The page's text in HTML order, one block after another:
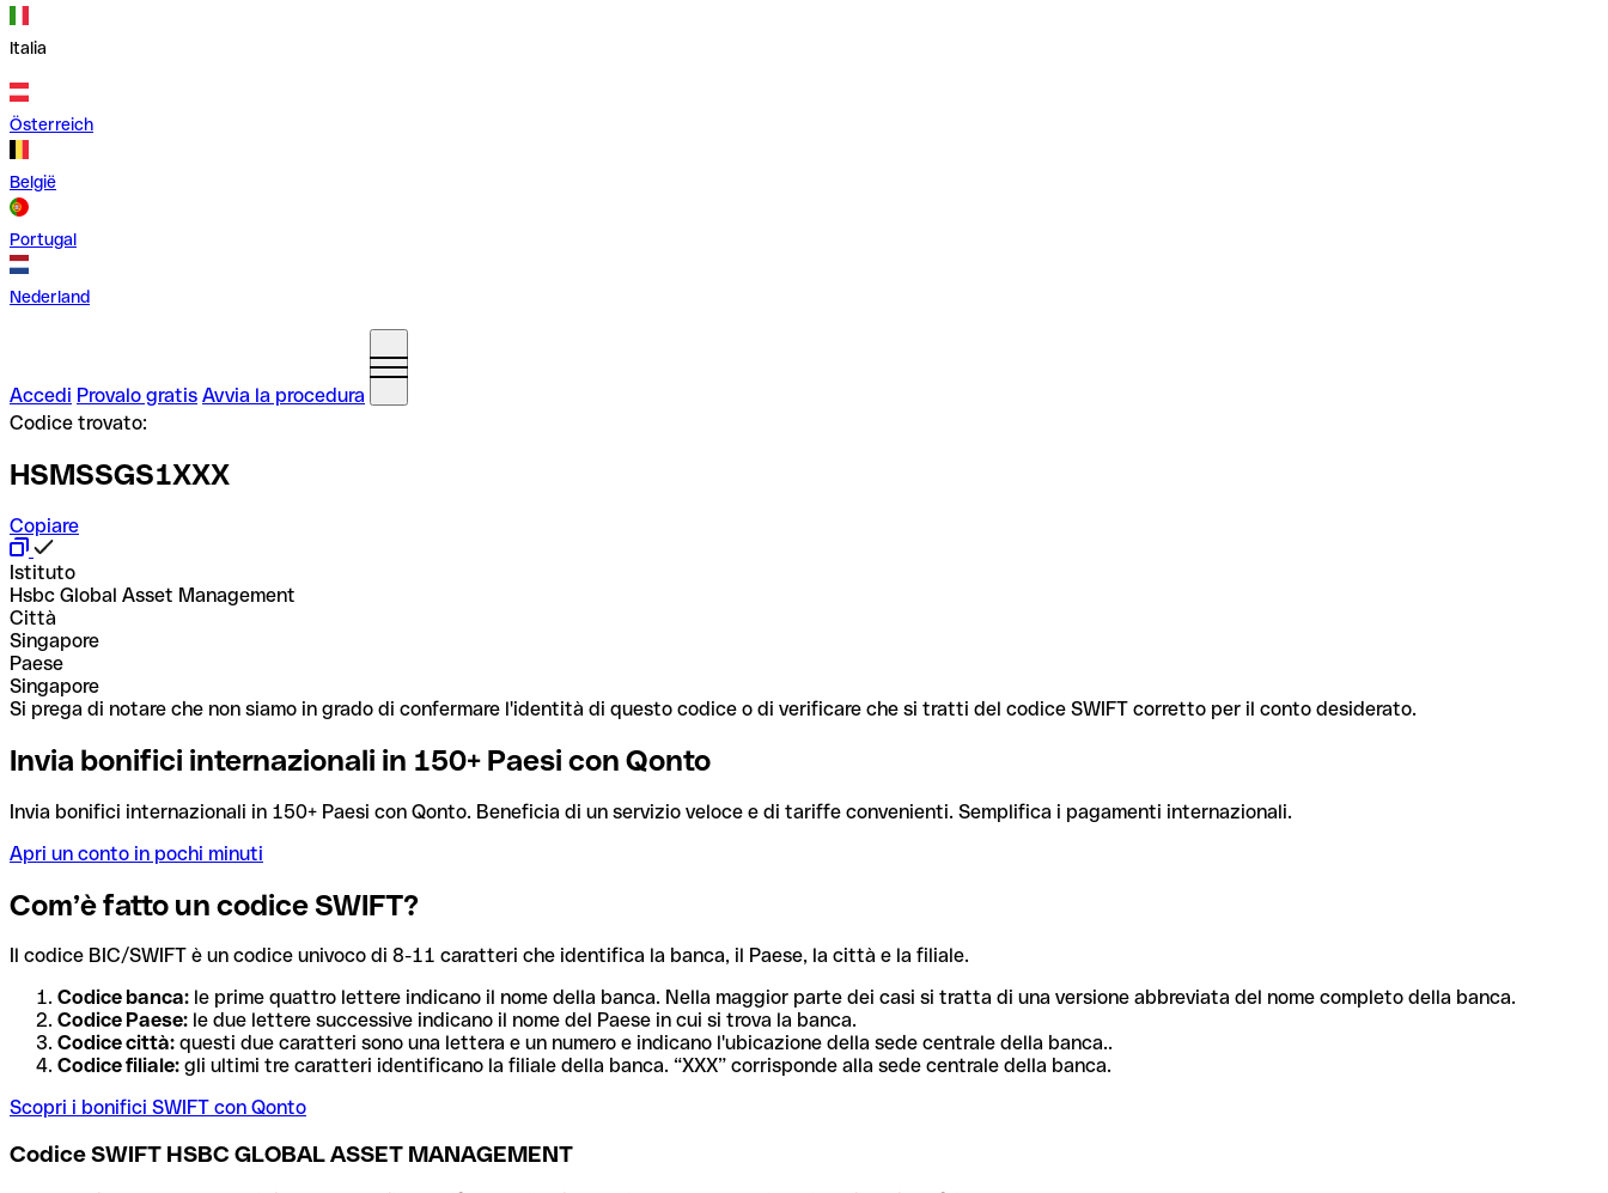
Italia
Österreich
België
Portugal
Nederland
Accedi Provalo gratis Avvia la procedura
Codice trovato:
HSMSSGS1XXX
Copiare
Istituto
Hsbc Global Asset Management
Città
Singapore
Paese
Singapore
Si prega di notare che non siamo in grado di confermare l'identità di questo codice o di verificare che si tratti del codice SWIFT corretto per il conto desiderato.
Invia bonifici internazionali in 150+ Paesi con Qonto
Invia bonifici internazionali in 150+ Paesi con Qonto. Beneficia di un servizio veloce e di tariffe convenienti. Semplifica i pagamenti internazionali.
Apri un conto in pochi minuti
Com’è fatto un codice SWIFT?
Il codice BIC/SWIFT è un codice univoco di 8-11 caratteri che identifica la banca, il Paese, la città e la filiale.
Codice banca: le prime quattro lettere indicano il nome della banca. Nella maggior parte dei casi si tratta di una versione abbreviata del nome completo della banca.
Codice Paese: le due lettere successive indicano il nome del Paese in cui si trova la banca.
Codice città: questi due caratteri sono una lettera e un numero e indicano l'ubicazione della sede centrale della banca..
Codice filiale: gli ultimi tre caratteri identificano la filiale della banca. “XXX” corrisponde alla sede centrale della banca.
Scopri i bonifici SWIFT con Qonto
Codice SWIFT HSBC GLOBAL ASSET MANAGEMENT